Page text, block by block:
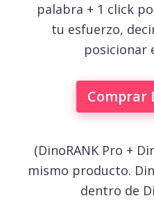
palabra + 1 click
tu esfuerzo,
posicionar
Comprar
(DinoRANK Pro +
mismo producto.
dentro de